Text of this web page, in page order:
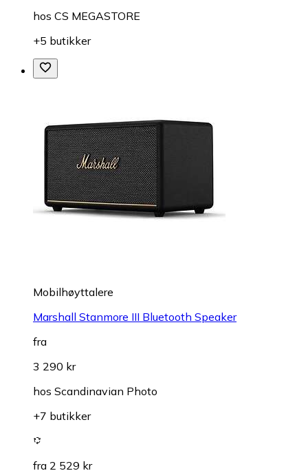
hos CS MEGASTORE
+5 butikker
Mobilhøyttalere
Marshall Stanmore III Bluetooth Speaker
fra
3 290 kr
hos Scandinavian Photo
+7 butikker
fra 2 529 kr